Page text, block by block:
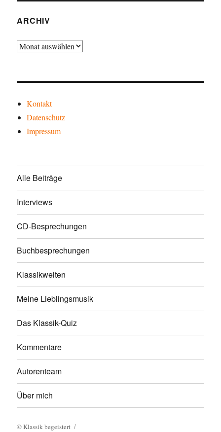
ARCHIV
Archiv
Kontakt
Datenschutz
Impressum
Alle Beiträge
Interviews
CD-Besprechungen
Buchbesprechungen
Klassikwelten
Meine Lieblingsmusik
Das Klassik-Quiz
Kommentare
Autorenteam
Über mich
©Klassik begeistert